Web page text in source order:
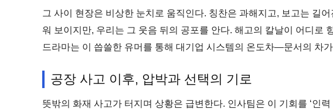
그 사이 현장은 비상한 눈치로 움직인다. 칭찬은 과해지고, 보고는 길
워 보이지만, 우리는 그 웃음 뒤의 공포를 안다. 해고의 칼날이 어디로
드라마는 이 씁쓸한 유머를 통해 대기업 시스템의 온도차—문서의 차
공장 사고 이후, 압박과 선택의 기로
뜻밖의 화재 사고가 터지며 상황은 급변한다. 인사팀은 이 기회를 ‘인